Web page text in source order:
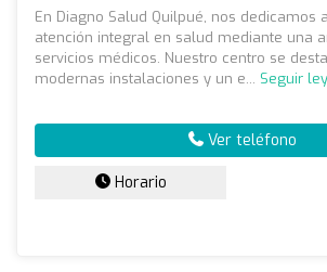
En Diagno Salud Quilpué, nos dedicamos
atención integral en salud mediante una
servicios médicos. Nuestro centro se
modernas instalaciones y un e... Seguir
Ver teléfono
Horario